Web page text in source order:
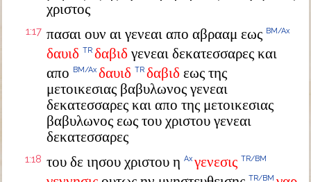
χριστος
1:17 πασαι ουν αι γενεαι απο αβρααμ εως BM/Ax
δαυιδ TR δαβιδ γενεαι δεκατεσσαρες και
απο BM/Ax δαυιδ TR δαβιδ εως της
μετοικεσιας βαβυλωνος γενεαι
δεκατεσσαρες και απο της μετοικεσιας
βαβυλωνος εως του χριστου γενεαι
δεκατεσσαρες
1:18 του δε ιησου χριστου η Ax γενεσις TR/BM
TR/BM